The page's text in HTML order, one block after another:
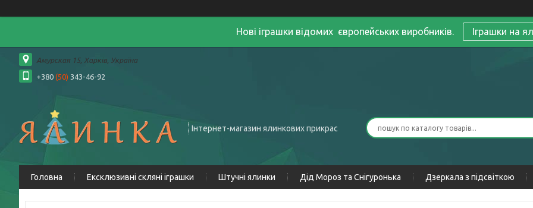
Нові іграшки відомих європейських виробників. Іграшки на
Амурская 15, Харків, Україна
+380 (50) 343-46-92
Інтернет-магазин ялинкових прикрас
Головна Ексклюзивні скляні іграшки Штучні ялинки Дід Мороз та Снігуронька Дзеркала з підсвіткою